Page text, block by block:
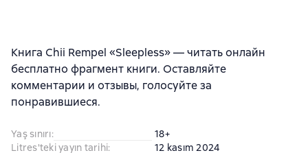
Книга Chii Rempel «Sleepless» — читать онлайн
бесплатно фрагмент книги. Оставляйте
комментарии и отзывы, голосуйте за
понравившиеся.
Yaş sınırı:
18+
Litres'teki yayın tarihi:
12 kasım 2024